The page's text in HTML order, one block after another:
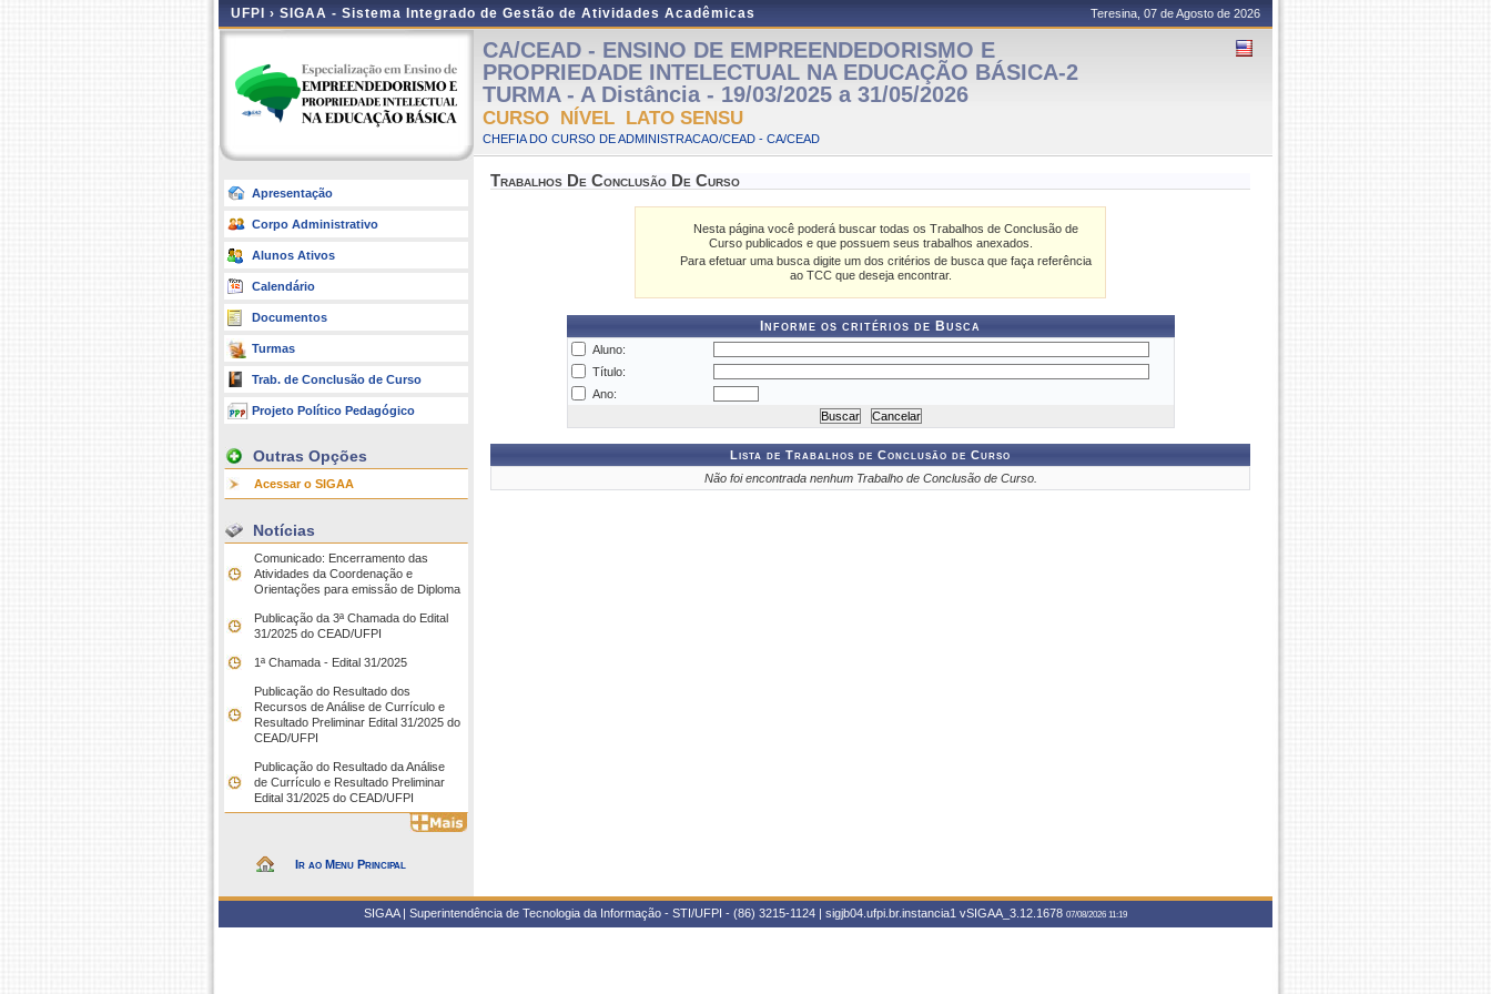
UFPI › SIGAA - Sistema Integrado de Gestão de Atividades Acadêmicas Teresina, 07 de Agosto de 2026
Apresentação
Corpo Administrativo
Alunos Ativos
Calendário
Documentos
Turmas
Trab. de Conclusão de Curso
Projeto Político Pedagógico
Outras Opções
Acessar o SIGAA
Notícias
Comunicado: Encerramento das
Atividades da Coordenação e
Orientações para emissão de Diploma
Publicação da 3ª Chamada do Edital
31/2025 do CEAD/UFPI
1ª Chamada - Edital 31/2025
Publicação do Resultado dos
Recursos de Análise de Currículo e
Resultado Preliminar Edital 31/2025 do
CEAD/UFPI
Publicação do Resultado da Análise
de Currículo e Resultado Preliminar
Edital 31/2025 do CEAD/UFPI
Ir ao Menu Principal
CA/CEAD - ENSINO DE EMPREENDEDORISMO E
PROPRIEDADE INTELECTUAL NA EDUCAÇÃO BÁSICA-2
TURMA - A Distância - 19/03/2025 a 31/05/2026
CURSO NÍVEL LATO SENSU
CHEFIA DO CURSO DE ADMINISTRACAO/CEAD - CA/CEAD
Trabalhos De Conclusão De Curso
Nesta página você poderá buscar todas os Trabalhos de Conclusão de
Curso publicados e que possuem seus trabalhos anexados.
Para efetuar uma busca digite um dos critérios de busca que faça referência
ao TCC que deseja encontrar.
Informe os critérios de Busca
Aluno:
Título:
Ano:
Lista de Trabalhos de Conclusão de Curso
Não foi encontrada nenhum Trabalho de Conclusão de Curso.
SIGAA | Superintendência de Tecnologia da Informação - STI/UFPI - (86) 3215-1124 | sigjb04.ufpi.br.instancia1 vSIGAA_3.12.1678 07/08/2026 11:19